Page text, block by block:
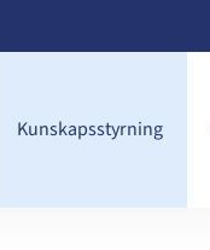
Kunskapsstyrning